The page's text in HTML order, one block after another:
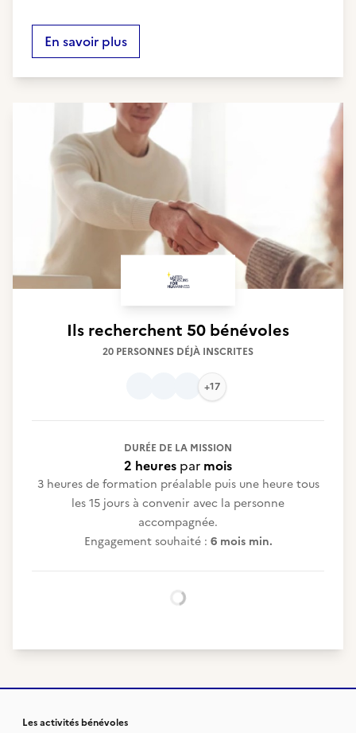
En savoir plus
Ils recherchent 50 bénévoles
20 PERSONNES DÉJÀ INSCRITES
+17
DURÉE DE LA MISSION
2 heures par mois
3 heures de formation préalable puis une heure tous
les 15 jours à convenir avec la personne
accompagnée.
Engagement souhaité : 6 mois min.
Chargement...
Les activités bénévoles